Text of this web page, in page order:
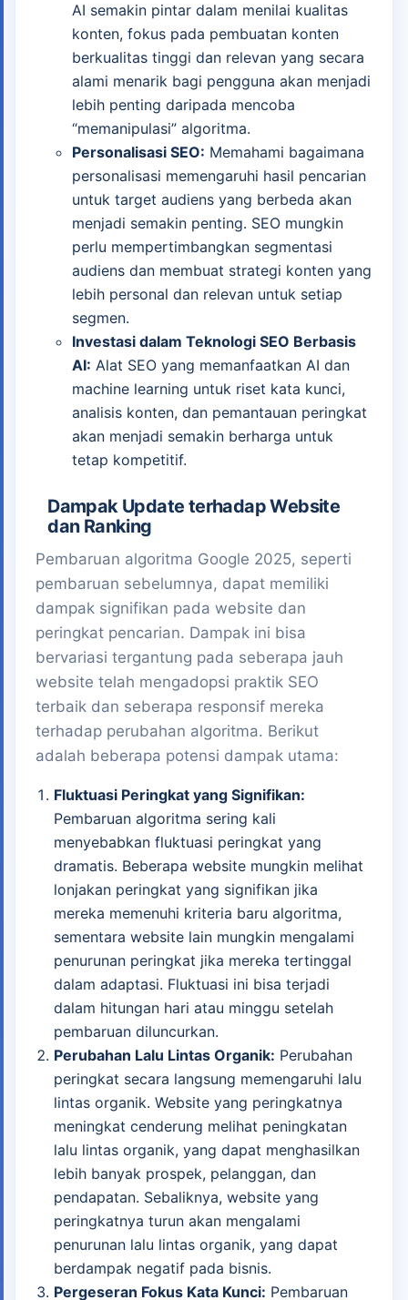
AI semakin pintar dalam menilai kualitas
konten, fokus pada pembuatan konten
berkualitas tinggi dan relevan yang secara
alami menarik bagi pengguna akan menjadi
lebih penting daripada mencoba
“memanipulasi” algoritma.
Personalisasi SEO: Memahami bagaimana
personalisasi memengaruhi hasil pencarian
untuk target audiens yang berbeda akan
menjadi semakin penting. SEO mungkin
perlu mempertimbangkan segmentasi
audiens dan membuat strategi konten yang
lebih personal dan relevan untuk setiap
segmen.
Investasi dalam Teknologi SEO Berbasis
AI: Alat SEO yang memanfaatkan AI dan
machine learning untuk riset kata kunci,
analisis konten, dan pemantauan peringkat
akan menjadi semakin berharga untuk
tetap kompetitif.
Dampak Update terhadap Website
dan Ranking
Pembaruan algoritma Google 2025, seperti
pembaruan sebelumnya, dapat memiliki
dampak signifikan pada website dan
peringkat pencarian. Dampak ini bisa
bervariasi tergantung pada seberapa jauh
website telah mengadopsi praktik SEO
terbaik dan seberapa responsif mereka
terhadap perubahan algoritma. Berikut
adalah beberapa potensi dampak utama:
Fluktuasi Peringkat yang Signifikan:
Pembaruan algoritma sering kali
menyebabkan fluktuasi peringkat yang
dramatis. Beberapa website mungkin melihat
lonjakan peringkat yang signifikan jika
mereka memenuhi kriteria baru algoritma,
sementara website lain mungkin mengalami
penurunan peringkat jika mereka tertinggal
dalam adaptasi. Fluktuasi ini bisa terjadi
dalam hitungan hari atau minggu setelah
pembaruan diluncurkan.
Perubahan Lalu Lintas Organik: Perubahan
peringkat secara langsung memengaruhi lalu
lintas organik. Website yang peringkatnya
meningkat cenderung melihat peningkatan
lalu lintas organik, yang dapat menghasilkan
lebih banyak prospek, pelanggan, dan
pendapatan. Sebaliknya, website yang
peringkatnya turun akan mengalami
penurunan lalu lintas organik, yang dapat
berdampak negatif pada bisnis.
Pergeseran Fokus Kata Kunci: Pembaruan